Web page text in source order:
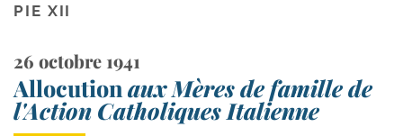
PIE XII
26 octobre 1941
Allocution aux Mères de famille de
l'Action Catholiques Italienne